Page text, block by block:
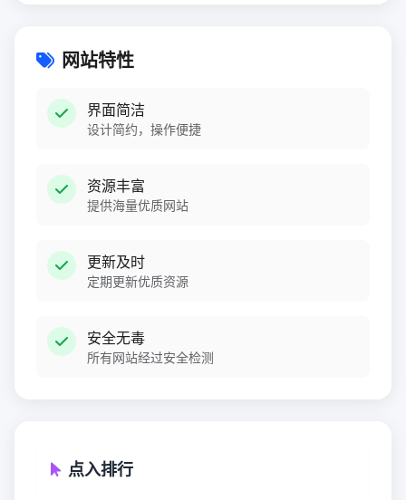
网站特性
界面简洁
设计简约，操作便捷
资源丰富
提供海量优质网站
更新及时
定期更新优质资源
安全无毒
所有网站经过安全检测
点入排行